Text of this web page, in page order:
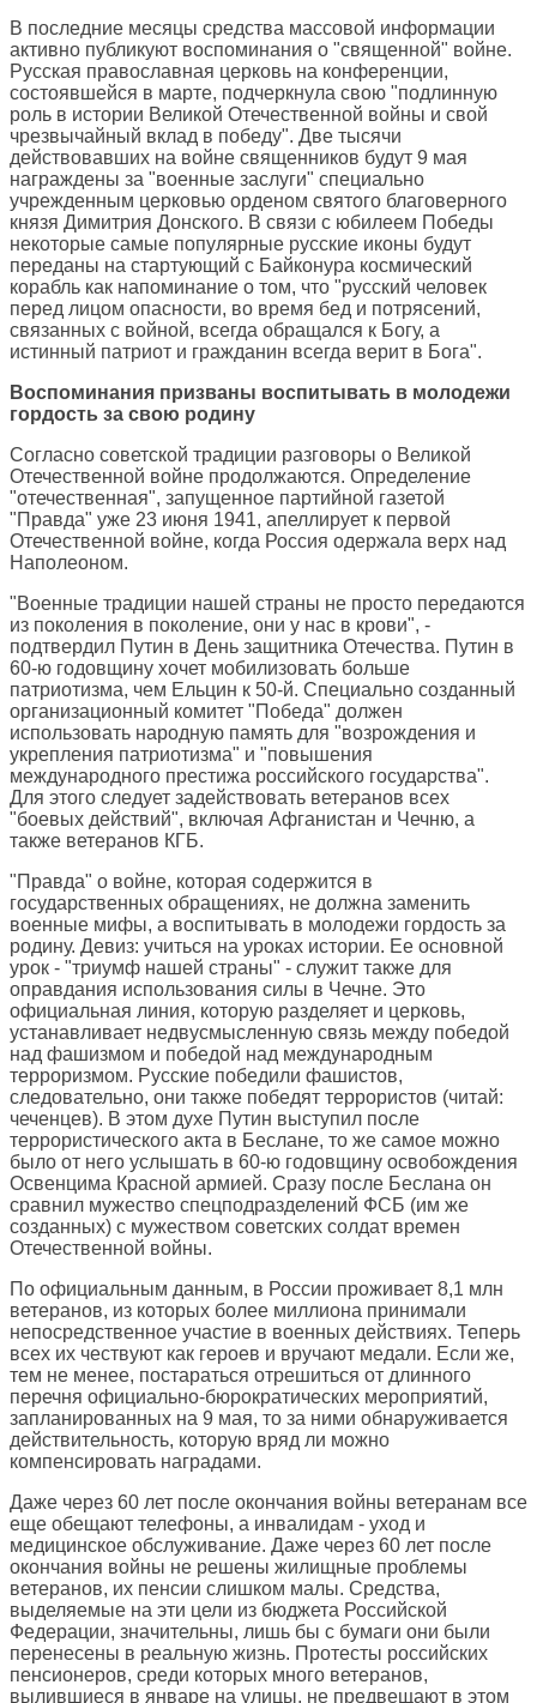
В последние месяцы средства массовой информации
активно публикуют воспоминания о "священной" войне.
Русская православная церковь на конференции,
состоявшейся в марте, подчеркнула свою "подлинную
роль в истории Великой Отечественной войны и свой
чрезвычайный вклад в победу". Две тысячи
действовавших на войне священников будут 9 мая
награждены за "военные заслуги" специально
учрежденным церковью орденом святого благоверного
князя Димитрия Донского. В связи с юбилеем Победы
некоторые самые популярные русские иконы будут
переданы на стартующий с Байконура космический
корабль как напоминание о том, что "русский человек
перед лицом опасности, во время бед и потрясений,
связанных с войной, всегда обращался к Богу, а
истинный патриот и гражданин всегда верит в Бога".
Воспоминания призваны воспитывать в молодежи
гордость за свою родину
Согласно советской традиции разговоры о Великой
Отечественной войне продолжаются. Определение
"отечественная", запущенное партийной газетой
"Правда" уже 23 июня 1941, апеллирует к первой
Отечественной войне, когда Россия одержала верх над
Наполеоном.
"Военные традиции нашей страны не просто передаются
из поколения в поколение, они у нас в крови", -
подтвердил Путин в День защитника Отечества. Путин в
60-ю годовщину хочет мобилизовать больше
патриотизма, чем Ельцин к 50-й. Специально созданный
организационный комитет "Победа" должен
использовать народную память для "возрождения и
укрепления патриотизма" и "повышения
международного престижа российского государства".
Для этого следует задействовать ветеранов всех
"боевых действий", включая Афганистан и Чечню, а
также ветеранов КГБ.
"Правда" о войне, которая содержится в
государственных обращениях, не должна заменить
военные мифы, а воспитывать в молодежи гордость за
родину. Девиз: учиться на уроках истории. Ее основной
урок - "триумф нашей страны" - служит также для
оправдания использования силы в Чечне. Это
официальная линия, которую разделяет и церковь,
устанавливает недвусмысленную связь между победой
над фашизмом и победой над международным
терроризмом. Русские победили фашистов,
следовательно, они также победят террористов (читай:
чеченцев). В этом духе Путин выступил после
террористического акта в Беслане, то же самое можно
было от него услышать в 60-ю годовщину освобождения
Освенцима Красной армией. Сразу после Беслана он
сравнил мужество спецподразделений ФСБ (им же
созданных) с мужеством советских солдат времен
Отечественной войны.
По официальным данным, в России проживает 8,1 млн
ветеранов, из которых более миллиона принимали
непосредственное участие в военных действиях. Теперь
всех их чествуют как героев и вручают медали. Если же,
тем не менее, постараться отрешиться от длинного
перечня официально-бюрократических мероприятий,
запланированных на 9 мая, то за ними обнаруживается
действительность, которую вряд ли можно
компенсировать наградами.
Даже через 60 лет после окончания войны ветеранам все
еще обещают телефоны, а инвалидам - уход и
медицинское обслуживание. Даже через 60 лет после
окончания войны не решены жилищные проблемы
ветеранов, их пенсии слишком малы. Средства,
выделяемые на эти цели из бюджета Российской
Федерации, значительны, лишь бы с бумаги они были
перенесены в реальную жизнь. Протесты российских
пенсионеров, среди которых много ветеранов,
вылившиеся в январе на улицы, не предвещают в этом